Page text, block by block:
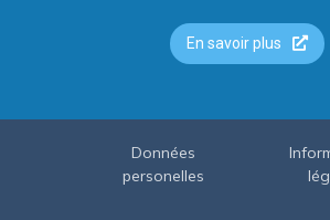
En savoir plus
Données
personelles